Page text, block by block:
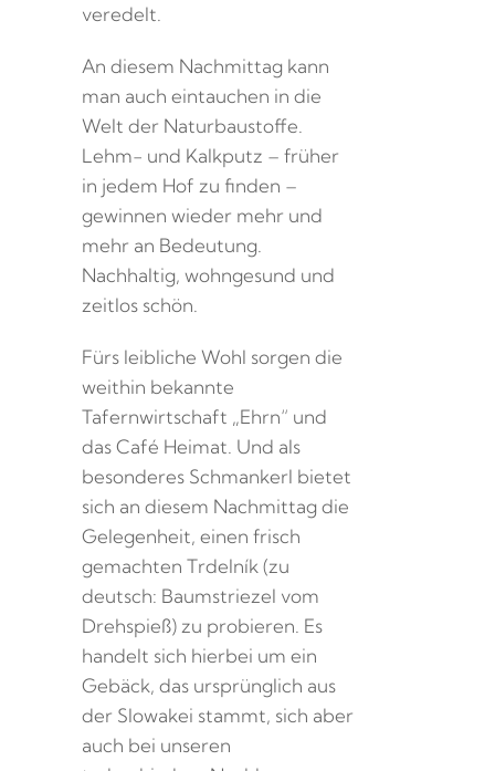
veredelt.
An diesem Nachmittag kann
man auch eintauchen in die
Welt der Naturbaustoffe.
Lehm- und Kalkputz – früher
in jedem Hof zu finden –
gewinnen wieder mehr und
mehr an Bedeutung.
Nachhaltig, wohngesund und
zeitlos schön.
Fürs leibliche Wohl sorgen die
weithin bekannte
Tafernwirtschaft „Ehrn“ und
das Café Heimat. Und als
besonderes Schmankerl bietet
sich an diesem Nachmittag die
Gelegenheit, einen frisch
gemachten Trdelník (zu
deutsch: Baumstriezel vom
Drehspieß) zu probieren. Es
handelt sich hierbei um ein
Gebäck, das ursprünglich aus
der Slowakei stammt, sich aber
auch bei unseren